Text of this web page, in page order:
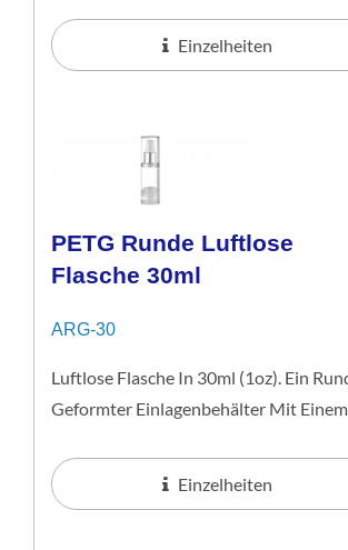
45ml Flasche Ist Eine Ausgezeichnete...
Einzelheiten
PETG Runde Luftlose
Flasche 30ml
ARG-30
Luftlose Flasche In 30ml (1oz). Ein
Geformter Einlagenbehälter Mit Einem
Transparentes Design Mit Glänzenden...
Einzelheiten